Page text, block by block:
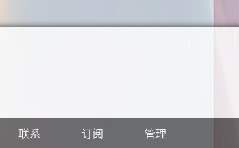
联系 订阅 管理